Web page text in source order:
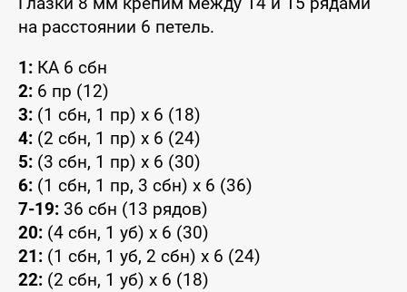
на расстоянии 6 петель.
1: КА 6 сбн
2: 6 пр (12)
3: (1 сбн, 1 пр) x 6 (18)
4: (2 сбн, 1 пр) x 6 (24)
5: (3 сбн, 1 пр) x 6 (30)
6: (1 сбн, 1 пр, 3 сбн) x 6 (36)
7-19: 36 сбн (13 рядов)
20: (4 сбн, 1 уб) x 6 (30)
21: (1 сбн, 1 уб, 2 сбн) x 6 (24)
22: (2 сбн, 1 уб) x 6 (18)